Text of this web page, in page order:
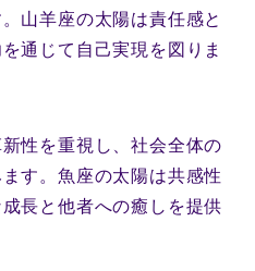
山羊座の太陽は責任感と
通じて自己実現を図りま
性を重視し、社会全体の
す。魚座の太陽は共感性
長と他者への癒しを提供